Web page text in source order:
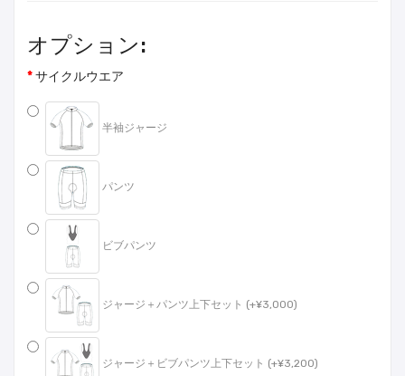
オプション:
サイクルウエア
半袖ジャージ
パンツ
ビブパンツ
ジャージ＋パンツ上下セット (+¥3,000)
ジャージ＋ビブパンツ上下セット (+¥3,200)